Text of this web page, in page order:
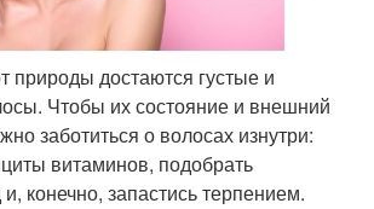
природы достаются густые и
Чтобы их состояние и внешний
заботиться о волосах изнутри:
витаминов, подобрать
конечно, запастись терпением.